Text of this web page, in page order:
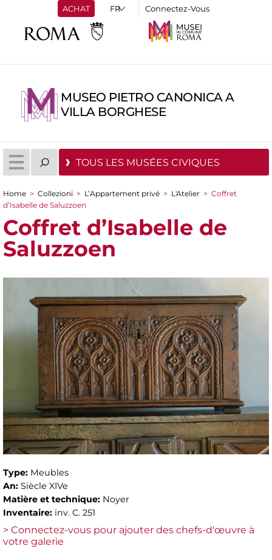
ACHAT Connectez-Vous
MUSEO PIETRO CANONICA A
VILLA BORGHESE
TOUS LES MUSÉES CIVIQUES
You are here
Home > Collezioni > L’Appartement privé > L'Atelier > Coffret
d’Isabelle de Saluzzoen
Coffret d’Isabelle de
Saluzzoen
Type: Meubles
An: Siècle XIVe
Matière et technique: Noyer
Inventaire: inv. C. 251
> Connectez-vous pour ajouter des chefs-d'œuvre à
votre galerie